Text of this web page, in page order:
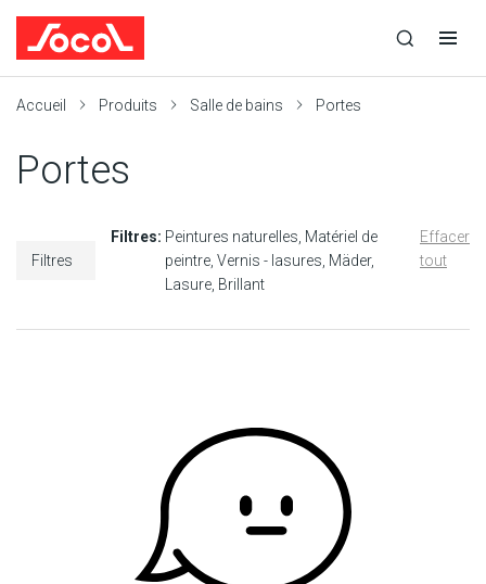
recherche
recherche
navigation
Accueil Produits Salle de bains Portes
Portes
Filtres
Filtres: Peintures naturelles Matériel de
peintre Vernis - lasures Mäder
Lasure Brillant
Effacer
tout